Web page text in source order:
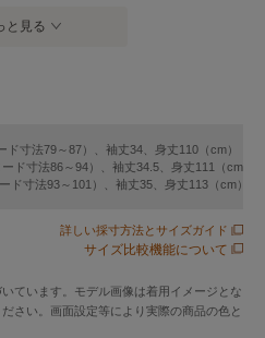
と見る
寸法79～87）、袖丈34、身丈110（cm）
ド寸法86～94）、袖丈34.5、身丈111（cm）
ド寸法93～101）、袖丈35、身丈113（cm）
詳しい採寸方法とサイズガイド
サイズ比較機能について
ています。モデル画像は着用イメージとな
さい。画面設定等により実際の商品の色と